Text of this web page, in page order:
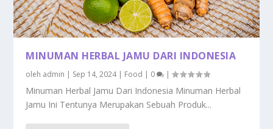
MINUMAN HERBAL JAMU DARI INDONESIA
oleh admin | Sep 14, 2024| Food | 0 |
Minuman Herbal Jamu Dari Indonesia Minuman Herbal
Jamu Ini Tentunya Merupakan Sebuah Produk...